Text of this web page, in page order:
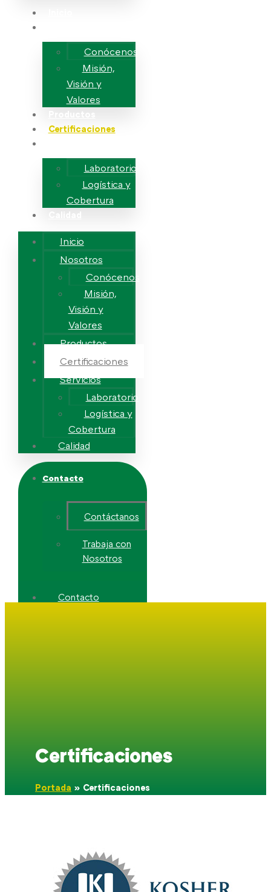
Conócenos
Misión,
Visión y
Valores
Certificaciones
Laboratorio
Logística y
Cobertura
Inicio
Nosotros
Conócenos
Misión,
Visión y
Valores
Productos
Certificaciones
Servicios
Laboratorio
Logística y
Cobertura
Calidad
Contacto
Contáctanos
Trabaja con
Nosotros
Contacto
Certificaciones
Portada » Certificaciones